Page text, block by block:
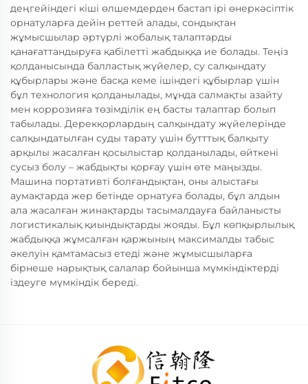
деңгейіндегі кіші өлшемдерден бастап ірі өнеркәсіптік
орнатуларға дейін реттей алады, сондықтан
жұмысшылар әртүрлі жобалық талаптарды
қанағаттандыруға қабілетті жабдыққа ие болады. Теңіз
қолданысында балластық жүйелер, су салқындату
құбырлары және басқа кеме ішіндегі құбырлар үшін
бұл технология қолданылады, мұнда салмақты азайту
мен коррозияға төзімділік ең басты талаптар болып
табылады. Дерекқорлардың салқындату жүйелерінде
салқындатылған суды тарату үшін бутттық балқыту
арқылы жасалған қосылыстар қолданылады, өйткені
сусыз болу – жабдықты қорғау үшін өте маңызды.
Машина портативті болғандықтан, оны алыстағы
аумақтарда жер бетінде орнатуға болады, бұл алдын
ала жасалған жинақтарды тасымалдауға байланысты
логистикалық қиындықтарды жояды. Бұл көпқырлылық
жабдыққа жұмсалған қаржының максималды табыс
әкелуін қамтамасыз етеді және жұмысшыларға
бірнеше нарықтық салалар бойынша мүмкіндіктерді
іздеуге мүмкіндік береді.